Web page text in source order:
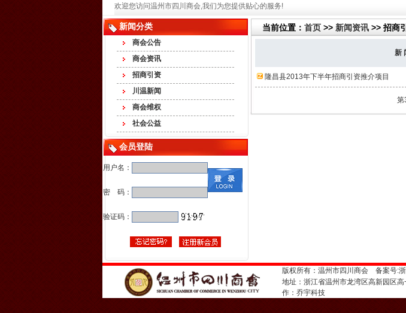
欢迎您访问温州市四川商会,我们为您提供贴心的服务!
新闻分类
商会公告
商会资讯
招商引资
川温新闻
商会维权
社会公益
会员登陆
用户名：
密 码：
验证码：
当前位置： 首页>> 新闻资讯>> 招商
新
隆昌县2013年下半年招商引资推介项目
第
版权所有：温州市四川商会 备案号:
地址：浙江省温州市龙湾区高新园区
作： 乔宇科技